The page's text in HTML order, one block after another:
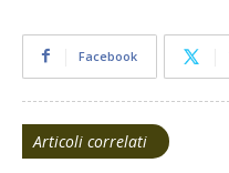
Facebook
Articoli correlati